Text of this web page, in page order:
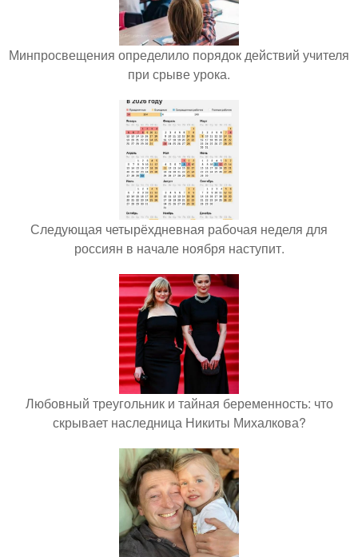
Минпросвещения определило порядок действий учителя
при срыве урока.
Следующая четырёхдневная рабочая неделя для
россиян в начале ноября наступит.
Любовный треугольник и тайная беременность: что
скрывает наследница Никиты Михалкова?